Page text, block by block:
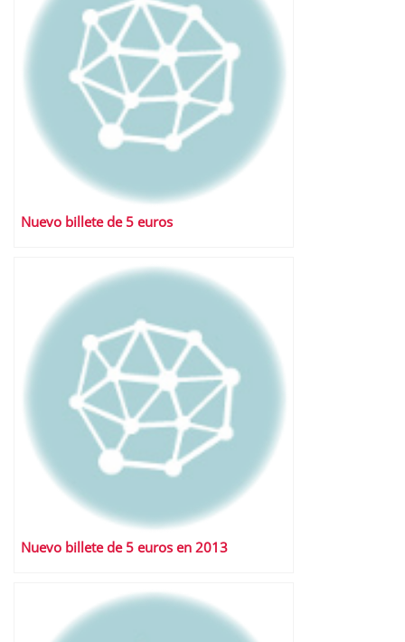
Nuevo billete de 5 euros
Nuevo billete de 5 euros en 2013